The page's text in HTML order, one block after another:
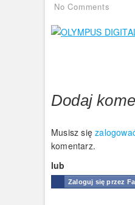
No Comments
Dodaj
Musisz się
komentarz.
lub
Zaloguj się przez